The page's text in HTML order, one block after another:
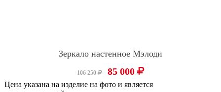
Зеркало настенное Мэлоди
106 250 85 000
Цена указана на изделие на фото и является